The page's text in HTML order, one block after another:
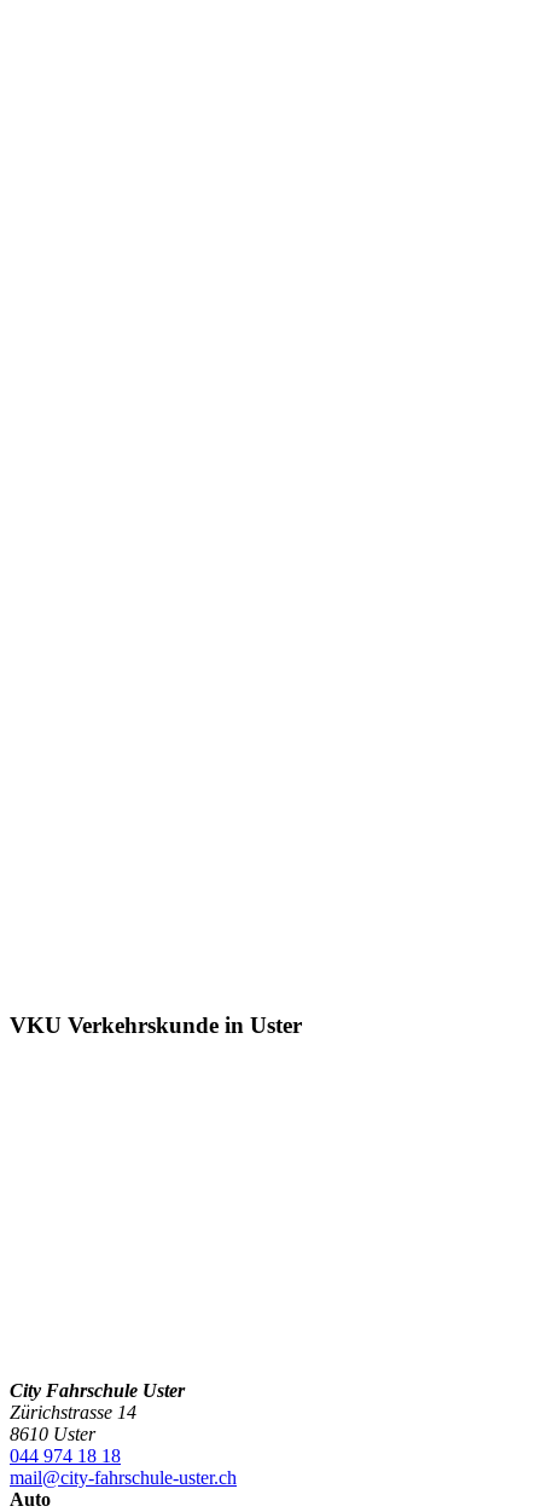
VKU Verkehrskunde in Uster
City Fahrschule Uster
Zürichstrasse 14
8610 Uster
044 974 18 18
mail@city-fahrschule-uster.ch
Auto